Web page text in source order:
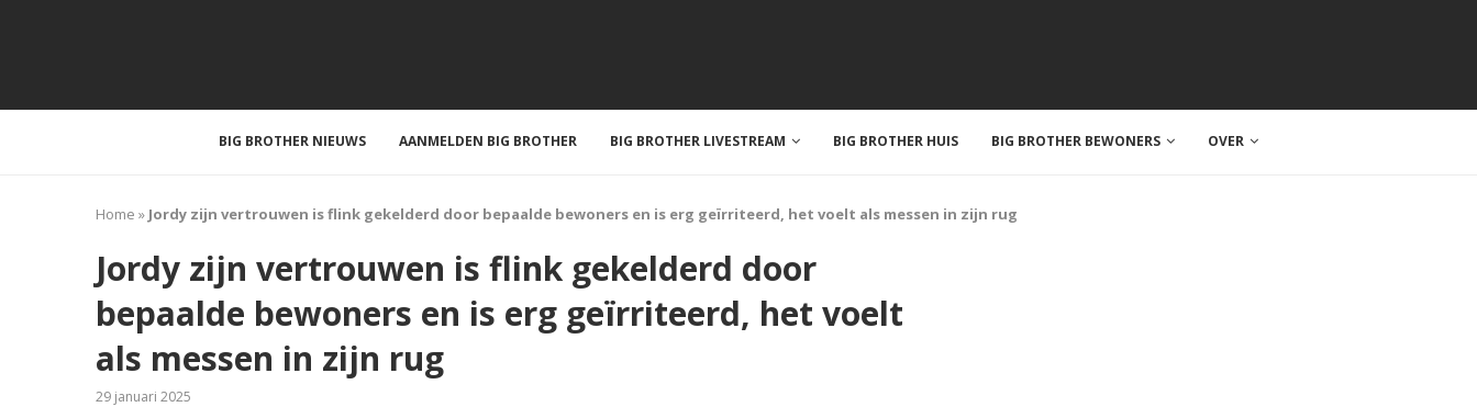
BIG BROTHER NIEUWS AANMELDEN BIG BROTHER BIG BROTHER LIVESTREAM BIG BROTHER HUIS BIG BROTHER BEWONERS OVER
Home » Jordy zijn vertrouwen is flink gekelderd door bepaalde bewoners en is erg geïrriteerd, het voelt als messen in zijn rug
Jordy zijn vertrouwen is flink gekelderd door
bepaalde bewoners en is erg geïrriteerd, het voelt
als messen in zijn rug
29 januari 2025